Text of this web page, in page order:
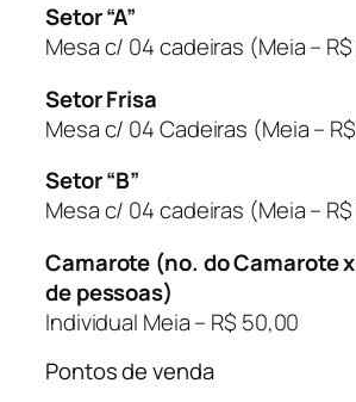
Setor “A”
Mesa c/ 04 cadeiras (Meia –
Setor Frisa
Mesa c/ 04 Cadeiras (Meia –
Setor “B”
Mesa c/ 04 cadeiras (Meia –
Camarote (no. do Camarote
de pessoas)
Individual Meia – R$ 50,00
Pontos de venda